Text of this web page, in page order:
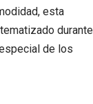
esta
durante
de los